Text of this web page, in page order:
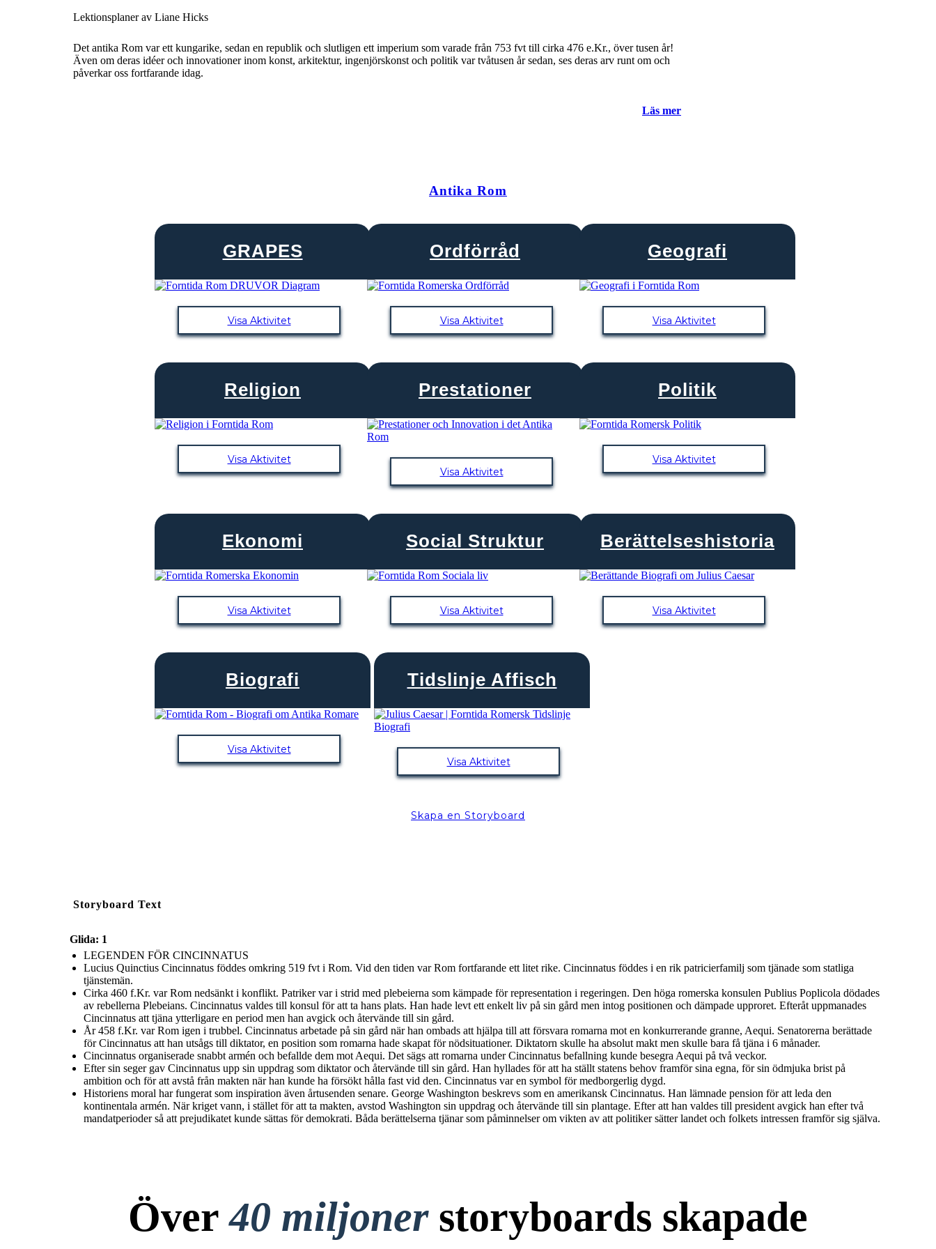
Lektionsplaner av Liane Hicks
Det antika Rom var ett kungarike, sedan en republik och slutligen ett imperium som varade från 753 fvt till cirka 476 e.Kr., över tusen år!
Även om deras idéer och innovationer inom konst, arkitektur, ingenjörskonst och politik var tvåtusen år sedan, ses deras arv runt om och
påverkar oss fortfarande idag.
Läs mer
Antika Rom
GRAPES
Visa Aktivitet
Ordförråd
Visa Aktivitet
Geografi
Visa Aktivitet
Religion
Visa Aktivitet
Prestationer
Visa Aktivitet
Politik
Visa Aktivitet
Ekonomi
Visa Aktivitet
Social Struktur
Visa Aktivitet
Berättelseshistoria
Visa Aktivitet
Biografi
Visa Aktivitet
Tidslinje Affisch
Visa Aktivitet
Skapa en Storyboard
Storyboard Text
Glida: 1
LEGENDEN FÖR CINCINNATUS
Lucius Quinctius Cincinnatus föddes omkring 519 fvt i Rom. Vid den tiden var Rom fortfarande ett litet rike. Cincinnatus föddes i en rik patricierfamilj som tjänade som statliga
tjänstemän.
Cirka 460 f.Kr. var Rom nedsänkt i konflikt. Patriker var i strid med plebeierna som kämpade för representation i regeringen. Den höga romerska konsulen Publius Poplicola dödades
av rebellerna Plebeians. Cincinnatus valdes till konsul för att ta hans plats. Han hade levt ett enkelt liv på sin gård men intog positionen och dämpade upproret. Efteråt uppmanades
Cincinnatus att tjäna ytterligare en period men han avgick och återvände till sin gård.
År 458 f.Kr. var Rom igen i trubbel. Cincinnatus arbetade på sin gård när han ombads att hjälpa till att försvara romarna mot en konkurrerande granne, Aequi. Senatorerna berättade
för Cincinnatus att han utsågs till diktator, en position som romarna hade skapat för nödsituationer. Diktatorn skulle ha absolut makt men skulle bara få tjäna i 6 månader.
Cincinnatus organiserade snabbt armén och befallde dem mot Aequi. Det sägs att romarna under Cincinnatus befallning kunde besegra Aequi på två veckor.
Efter sin seger gav Cincinnatus upp sin uppdrag som diktator och återvände till sin gård. Han hyllades för att ha ställt statens behov framför sina egna, för sin ödmjuka brist på
ambition och för att avstå från makten när han kunde ha försökt hålla fast vid den. Cincinnatus var en symbol för medborgerlig dygd.
Historiens moral har fungerat som inspiration även årtusenden senare. George Washington beskrevs som en amerikansk Cincinnatus. Han lämnade pension för att leda den
kontinentala armén. När kriget vann, i stället för att ta makten, avstod Washington sin uppdrag och återvände till sin plantage. Efter att han valdes till president avgick han efter två
mandatperioder så att prejudikatet kunde sättas för demokrati. Båda berättelserna tjänar som påminnelser om vikten av att politiker sätter landet och folkets intressen framför sig själva.
Över40 miljonerstoryboards skapade